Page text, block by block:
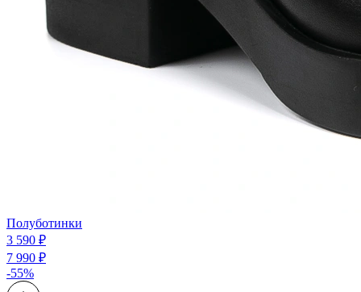
Полуботинки
3 590 ₽
7 990 ₽
-55%